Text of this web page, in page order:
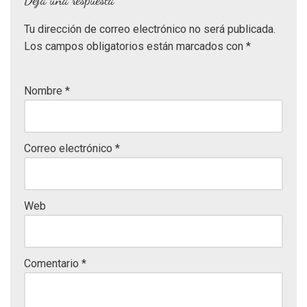
Tu dirección de correo electrónico no será publicada.
Los campos obligatorios están marcados con *
Nombre *
Correo electrónico *
Web
Comentario *